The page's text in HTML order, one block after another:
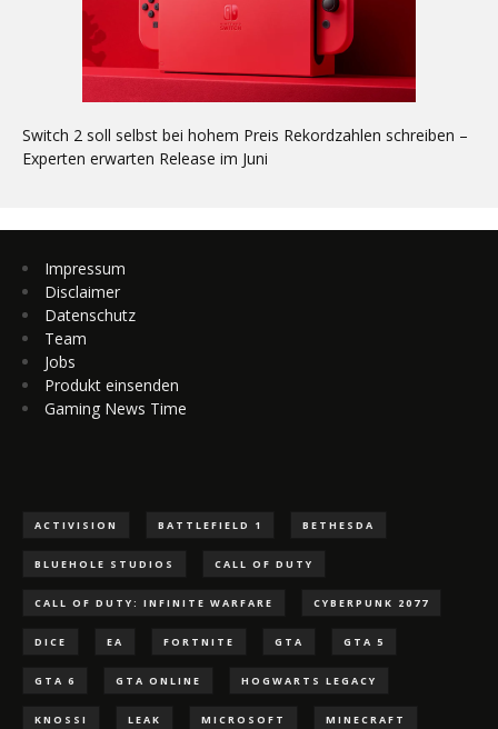
Switch 2 soll selbst bei hohem Preis Rekordzahlen schreiben –
Experten erwarten Release im Juni
Impressum
Disclaimer
Datenschutz
Team
Jobs
Produkt einsenden
Gaming News Time
ACTIVISION BATTLEFIELD 1 BETHESDA
BLUEHOLE STUDIOS CALL OF DUTY
CALL OF DUTY: INFINITE WARFARE CYBERPUNK 2077
DICE EA FORTNITE GTA GTA 5
GTA 6 GTA ONLINE HOGWARTS LEGACY
KNOSSI LEAK MICROSOFT MINECRAFT